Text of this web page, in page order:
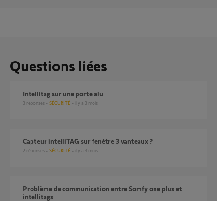
Questions liées
Intellitag sur une porte alu
3 réponses SÉCURITÉ il y a 3 mois
capteur intelliTAG sur fenétre 3 vanteaux ?
2 réponses SÉCURITÉ il y a 3 mois
Problème de communication entre Somfy one plus et
intellitags